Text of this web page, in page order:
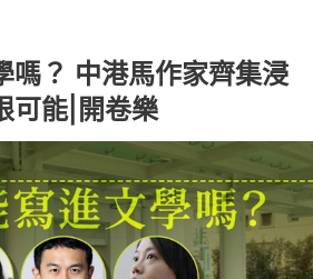
嗎？ 中港馬作家齊集浸
可能|開卷樂